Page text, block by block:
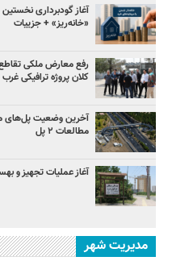
آغاز گودبرداری
«خانه‌ریز» + جزییات
رفع معارض ملکی تقاطع
کلان پروژه‌ ترافیکی غرب
مطالعات ۲ پل
آغاز عملیات تجهیز و
مدیریت شهر